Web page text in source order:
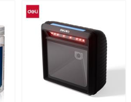
升/W11/ 23.8